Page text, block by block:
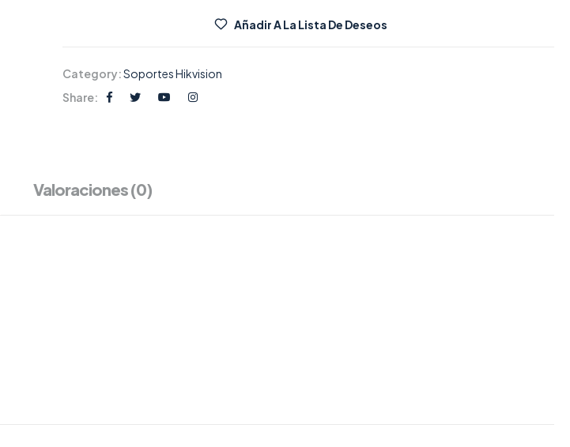
Añadir A La Lista De Deseos
Category:Soportes Hikvision
Share:
Valoraciones (0)